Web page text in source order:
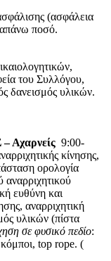
(ασφάλεια
ποσό.
του Συλλόγου,
δανεισμός υλικών.
Αχαρνείς 9:00-
κίνησης,
ορολογία
ευθύνη και
αναρριχητική
υλικών (πίστα
σε φυσικό πεδίο:
κόμποι, top rope. (